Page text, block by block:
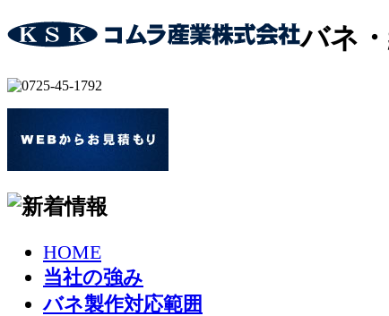
バネ
HOME
当社の強み
バネ製作対応範囲